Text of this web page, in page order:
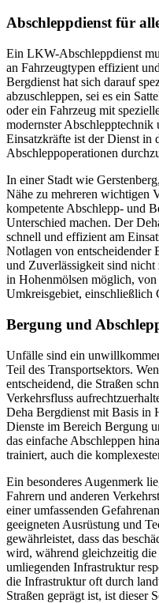
Abschleppdienst für
Ein LKW-Abschleppdienst
an Fahrzeugtypen effizient
Bergdienst hat sich darauf
abzuschleppen, sei es ein
oder ein Fahrzeug mit
modernster Abschlepptechnik
Einsatzkräfte ist der Dienst in
Abschleppoperationen
In einer Stadt wie
Nähe zu mehreren wichtigen
kompetente Abschlepp- und
Unterschied machen. Der
schnell und effizient am
Notlagen von entscheidender
und Zuverlässigkeit sind nicht
in Hohenmölsen möglich,
Umkreisgebiet, einschließlich
Bergung und
Unfälle sind ein
Teil des Transportsektors.
entscheidend, die Straßen
Verkehrsfluss
Deha Bergdienst mit Basis in
Dienste im Bereich Bergung
das einfache Abschleppen
trainiert, auch die
Ein besonderes Augenmerk
Fahrern und anderen
einer umfassenden
geeigneten Ausrüstung und
gewährleistet, dass das
wird, während gleichzeitig
umliegenden Infrastruktur
die Infrastruktur oft durch
Straßen geprägt ist, ist dieser